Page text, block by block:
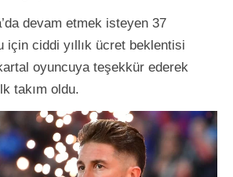
devam etmek isteyen 37
için ciddi yıllık ücret beklentisi
oyuncuya teşekkür ederek
takım oldu.